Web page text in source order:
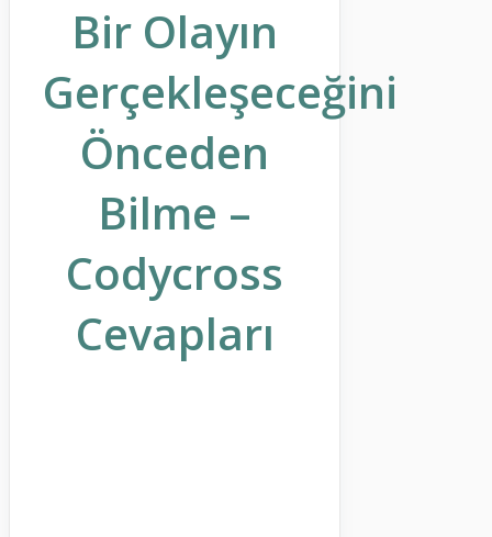
Bir Olayın
Gerçekleşeceğini
Önceden
Bilme –
Codycross
Cevapları